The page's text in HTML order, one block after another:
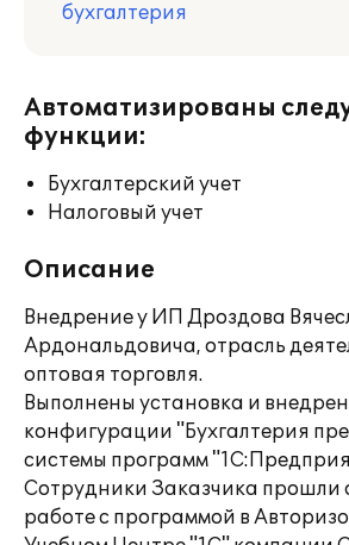
бухгалтерия
Автоматизированы
функции:
Бухгалтерский учет
Налоговый учет
Описание
Внедрение у ИП Дроздова
Ардональдовича, отрасль
оптовая торговля.
Выполнены установка и
конфигурации "Бухгалтерия
системы программ
Сотрудники Заказчика прошли
работе с программой в